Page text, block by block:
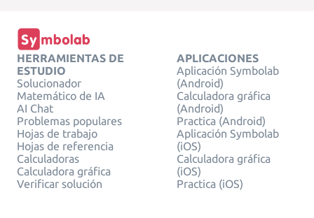
HERRAMIENTAS DE
ESTUDIO
Solucionador
Matemático de IA
AI Chat
Problemas populares
Hojas de trabajo
Hojas de referencia
Calculadoras
Calculadora gráfica
Verificar solución
APLICACIONES
Aplicación Symbolab
(Android)
Calculadora gráfica
(Android)
Practica (Android)
Aplicación Symbolab
(iOS)
Calculadora gráfica
(iOS)
Practica (iOS)